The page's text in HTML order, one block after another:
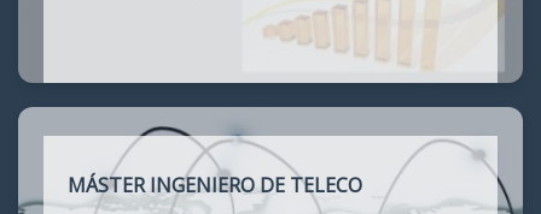
MÁSTER INGENIERO DE TELECO